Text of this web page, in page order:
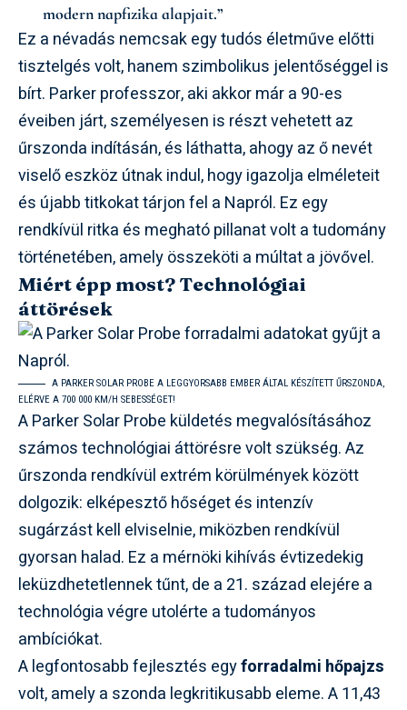
modern napfizika alapjait.”
Ez a névadás nemcsak egy tudós életműve előtti
tisztelgés volt, hanem szimbolikus jelentőséggel is
bírt. Parker professzor, aki akkor már a 90-es
éveiben járt, személyesen is részt vehetett az
űrszonda indításán, és láthatta, ahogy az ő nevét
viselő eszköz útnak indul, hogy igazolja elméleteit
és újabb titkokat tárjon fel a Napról. Ez egy
rendkívül ritka és megható pillanat volt a tudomány
történetében, amely összeköti a múltat a jövővel.
Miért épp most? Technológiai
áttörések
A PARKER SOLAR PROBE A LEGGYORSABB EMBER ÁLTAL KÉSZÍTETT ŰRSZONDA,
ELÉRVE A 700 000 KM/H SEBESSÉGET!
A Parker Solar Probe küldetés megvalósításához
számos technológiai áttörésre volt szükség. Az
űrszonda rendkívül extrém körülmények között
dolgozik: elképesztő hőséget és intenzív
sugárzást kell elviselnie, miközben rendkívül
gyorsan halad. Ez a mérnöki kihívás évtizedekig
leküzdhetetlennek tűnt, de a 21. század elejére a
technológia végre utolérte a tudományos
ambíciókat.
A legfontosabb fejlesztés egyforradalmi hőpajzs
volt, amely a szonda legkritikusabb eleme. A 11,43